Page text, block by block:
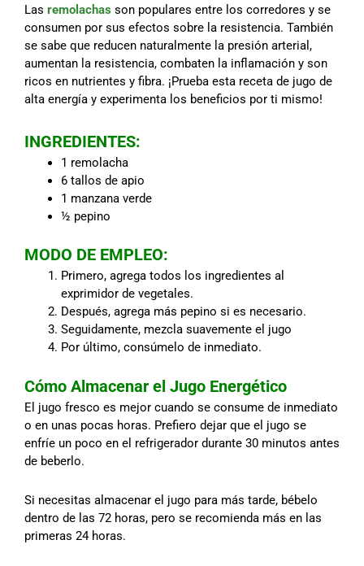
Las remolachas son populares entre los corredores y se
consumen por sus efectos sobre la resistencia. También
se sabe que reducen naturalmente la presión arterial,
aumentan la resistencia, combaten la inflamación y son
ricos en nutrientes y fibra. ¡Prueba esta receta de jugo de
alta energía y experimenta los beneficios por ti mismo!
INGREDIENTES:
1 remolacha
6 tallos de apio
1 manzana verde
½ pepino
MODO DE EMPLEO:
Primero, agrega todos los ingredientes al
exprimidor de vegetales.
Después, agrega más pepino si es necesario.
Seguidamente, mezcla suavemente el jugo
Por último, consúmelo de inmediato.
Cómo Almacenar el Jugo Energético
El jugo fresco es mejor cuando se consume de inmediato
o en unas pocas horas. Prefiero dejar que el jugo se
enfríe un poco en el refrigerador durante 30 minutos antes
de beberlo.
Si necesitas almacenar el jugo para más tarde, bébelo
dentro de las 72 horas, pero se recomienda más en las
primeras 24 horas.